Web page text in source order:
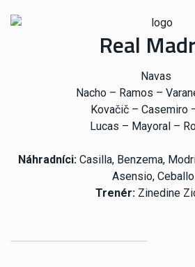
Real
Navas
Nacho – Ramos –
Kovačič – Casemiro
Lucas – Mayoral –
Náhradníci: Casilla, Benzema,
Asensio,
Trenér: Zinedine